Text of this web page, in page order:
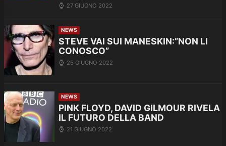
27 GIUGNO 2022
NEWS
STEVE VAI SUI MANESKIN:”NON LI
CONOSCO”
25 GIUGNO 2022
NEWS
PINK FLOYD, DAVID GILMOUR RIVELA
IL FUTURO DELLA BAND
21 GIUGNO 2022